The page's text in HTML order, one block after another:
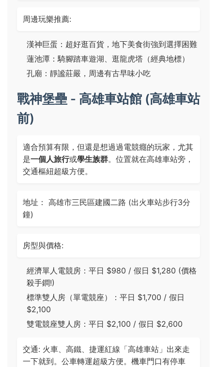
周邊玩樂推薦:
漢神巨蛋：超好逛百貨，地下美食街強到選擇困難
蓮池潭：騎腳踏車遊湖、逛龍虎塔（經典地標）
孔廟：靜謐莊嚴，周邊有古早味小吃
戰神堡壘 - 高雄車站館 (高雄車站
前)
適合預算有限，但還是想過過電競癮的玩家，尤其
是一個人旅行或學生族群。位置就在高雄車站旁，
交通樞紐超級方便。
地址： 高雄市三民區建國二路 (出火車站步行3分
鐘)
房型與價格:
經濟單人電競房：平日 $980 / 假日 $1,280 (價格
殺手鐧!)
標準雙人房（單電競座）：平日 $1,700 / 假日
$2,100
雙電競座雙人房：平日 $2,100 / 假日 $2,600
交通: 火車、高鐵、捷運紅線「高雄車站」出來走
一下就到。公車轉運超級方便。機車門口有停車